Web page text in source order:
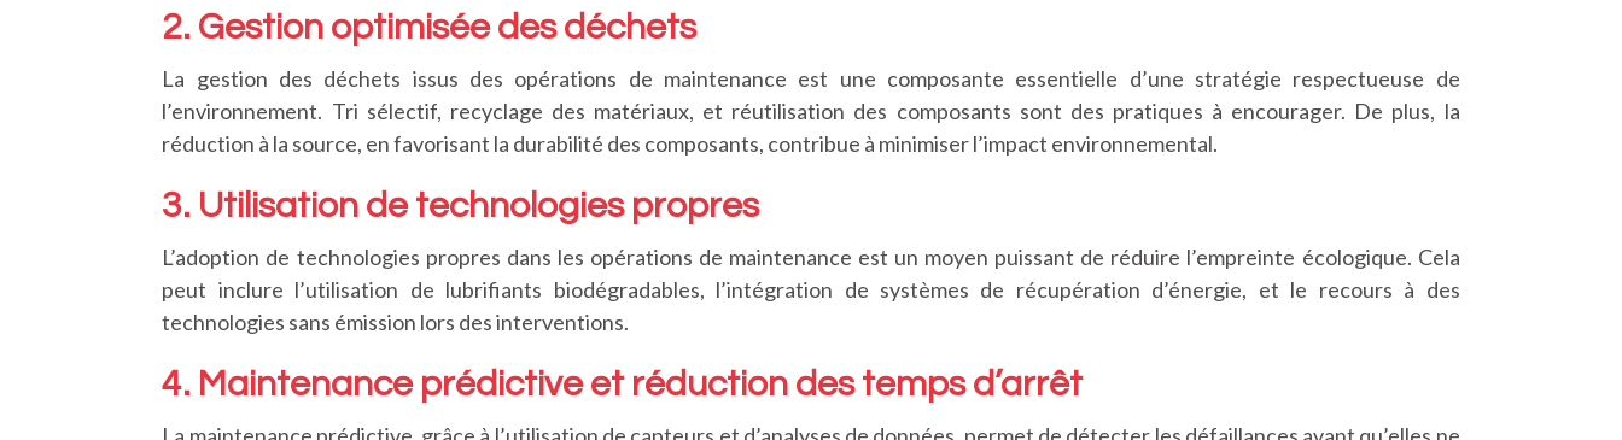
2. Gestion optimisée des déchets
La gestion des déchets issus des opérations de maintenance est une composante essentielle d’une stratégie respectueuse de
l’environnement. Tri sélectif, recyclage des matériaux, et réutilisation des composants sont des pratiques à encourager. De plus, la
réduction à la source, en favorisant la durabilité des composants, contribue à minimiser l’impact environnemental.
3. Utilisation de technologies propres
L’adoption de technologies propres dans les opérations de maintenance est un moyen puissant de réduire l’empreinte écologique. Cela
peut inclure l’utilisation de lubrifiants biodégradables, l’intégration de systèmes de récupération d’énergie, et le recours à des
technologies sans émission lors des interventions.
4. Maintenance prédictive et réduction des temps d’arrêt